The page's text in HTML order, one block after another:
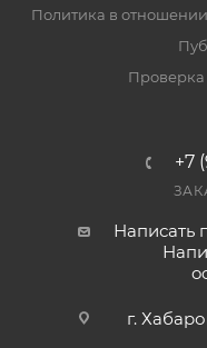
Политика в
+7
Написать
г.